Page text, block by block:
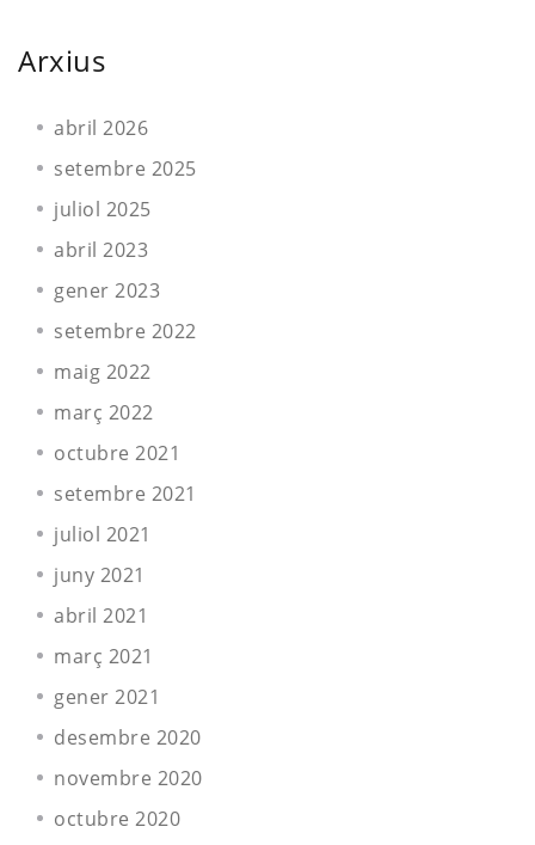
Arxius
abril 2026
setembre 2025
juliol 2025
abril 2023
gener 2023
setembre 2022
maig 2022
març 2022
octubre 2021
setembre 2021
juliol 2021
juny 2021
abril 2021
març 2021
gener 2021
desembre 2020
novembre 2020
octubre 2020